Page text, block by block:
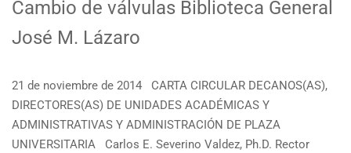
Cambio de válvulas Biblioteca General
José M. Lázaro
21 de noviembre de 2014 CARTA CIRCULAR DECANOS(AS),
DIRECTORES(AS) DE UNIDADES ACADÉMICAS Y
ADMINISTRATIVAS Y ADMINISTRACIÓN DE PLAZA
UNIVERSITARIA Carlos E. Severino Valdez, Ph.D. Rector